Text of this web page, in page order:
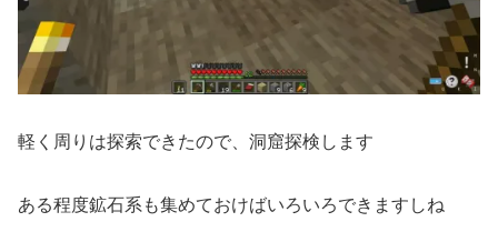
軽く周りは探索できたので、洞窟探検します
ある程度鉱石系も集めておけばいろいろできますしね